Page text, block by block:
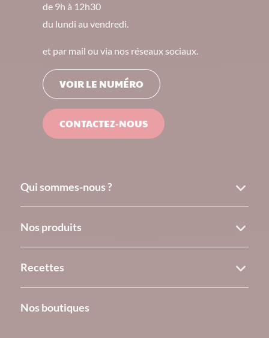
de 9h à 12h30
du lundi au vendredi.
et par mail ou via nos réseaux sociaux.
VOIR LE NUMÉRO
CONTACTEZ-NOUS
Qui sommes-nous ?
Nos produits
Recettes
Nos boutiques